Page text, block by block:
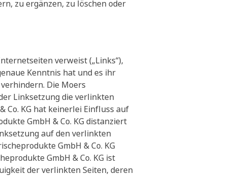
zu ergänzen, zu löschen oder
verweist („Links“),
Kenntnis hat und es ihr
Die Moers
Linksetzung die verlinkten
Co. KG hat keinerlei Einfluss auf
GmbH & Co. KG distanziert
auf den verlinkten
GmbH & Co. KG
GmbH & Co. KG ist
der verlinkten Seiten, deren